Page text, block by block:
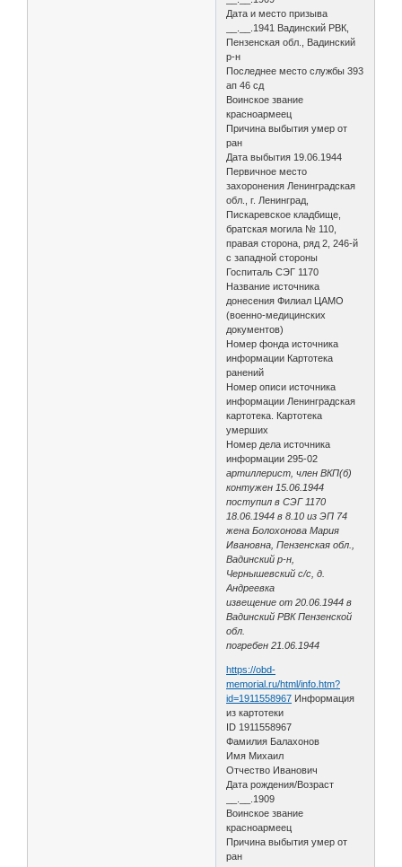
Дата и место призыва
__.__.1941 Вадинский РВК,
Пензенская обл., Вадинский
р-н
Последнее место службы 393
ап 46 сд
Воинское звание
красноармеец
Причина выбытия умер от
ран
Дата выбытия 19.06.1944
Первичное место
захоронения Ленинградская
обл., г. Ленинград,
Пискаревское кладбище,
братская могила № 110,
правая сторона, ряд 2, 246-й
с западной стороны
Госпиталь СЭГ 1170
Название источника
донесения Филиал ЦАМО
(военно-медицинских
документов)
Номер фонда источника
информации Картотека
ранений
Номер описи источника
информации Ленинградская
картотека. Картотека
умерших
Номер дела источника
информации 295-02
артиллерист, член ВКП(б)
контужен 15.06.1944
поступил в СЭГ 1170
18.06.1944 в 8.10 из ЭП 74
жена Болохонова Мария
Ивановна, Пензенская обл.,
Вадинский р-н,
Чернышевский с/с, д.
Андреевка
извещение от 20.06.1944 в
Вадинский РВК Пензенской
обл.
погребен 21.06.1944
https://obd-
memorial.ru/html/info.htm?
id=1911558967 Информация
из картотеки
ID 1911558967
Фамилия Балахонов
Имя Михаил
Отчество Иванович
Дата рождения/Возраст
__.__.1909
Воинское звание
красноармеец
Причина выбытия умер от
ран